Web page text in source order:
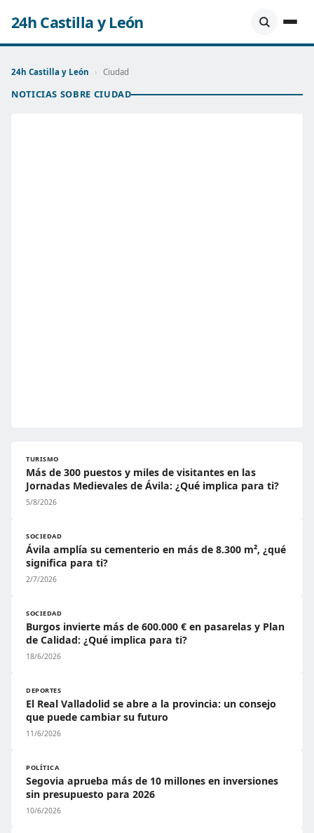
24h Castilla y León
24h Castilla y León › Ciudad
NOTICIAS SOBRE CIUDAD
TURISMO
Más de 300 puestos y miles de visitantes en las
Jornadas Medievales de Ávila: ¿Qué implica para ti?
5/8/2026
SOCIEDAD
Ávila amplía su cementerio en más de 8.300 m², ¿qué
significa para ti?
2/7/2026
SOCIEDAD
Burgos invierte más de 600.000 € en pasarelas y Plan
de Calidad: ¿Qué implica para ti?
18/6/2026
DEPORTES
El Real Valladolid se abre a la provincia: un consejo
que puede cambiar su futuro
11/6/2026
POLÍTICA
Segovia aprueba más de 10 millones en inversiones
sin presupuesto para 2026
10/6/2026